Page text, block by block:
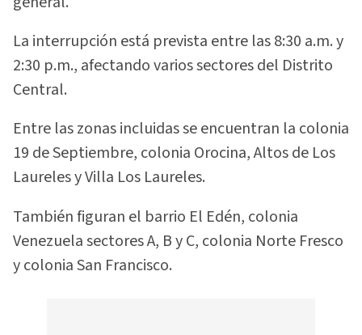
La interrupción está prevista entre las 8:30 a.m. y
2:30 p.m., afectando varios sectores del Distrito
Central.
Entre las zonas incluidas se encuentran la colonia
19 de Septiembre, colonia Orocina, Altos de Los
Laureles y Villa Los Laureles.
También figuran el barrio El Edén, colonia
Venezuela sectores A, B y C, colonia Norte Fresco
y colonia San Francisco.